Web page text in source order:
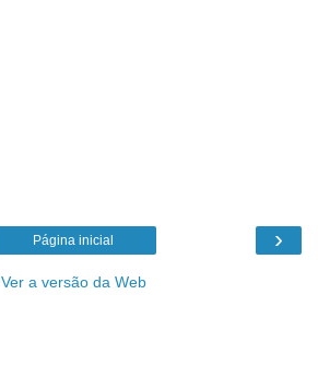
›
Página inicial
Ver a versão da Web